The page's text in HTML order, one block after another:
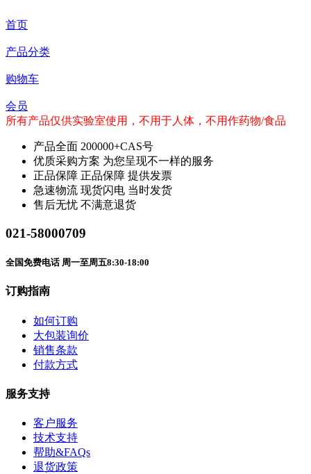
首页
产品分类
购物车
会员
所有产品仅供实验室使用，不用于人体，不用作药物/食品
产品全面 200000+CAS号
优质采购方案 为您呈现不一样的服务
正品保障 正品保障 提供发票
急速物流 现货闪电 当时发货
售后无忧 不满意退货
021-58000709
全国免费电话 周一至周五8:30-18:00
订购指南
如何订购
大包装询价
销售条款
付款方式
服务支持
客户服务
技术支持
帮助&FAQs
退货政策